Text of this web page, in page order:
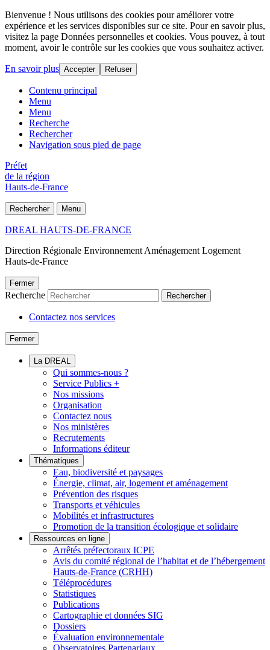
Bienvenue ! Nous utilisons des cookies pour améliorer votre
expérience et les services disponibles sur ce site. Pour en savoir plus,
visitez la page Données personnelles et cookies. Vous pouvez, à tout
moment, avoir le contrôle sur les cookies que vous souhaitez activer.
En savoir plus Accepter Refuser
Contenu principal
Menu
Menu
Recherche
Rechercher
Navigation sous pied de page
Préfet
de la région
Hauts-de-France
Rechercher Menu
DREAL HAUTS-DE-FRANCE
Direction Régionale Environnement Aménagement Logement
Hauts-de-France
Fermer
Recherche Rechercher
Contactez nos services
Fermer
La DREAL
Qui sommes-nous ?
Service Publics +
Nos missions
Organisation
Contactez nous
Nos ministères
Recrutements
Informations éditeur
Thématiques
Eau, biodiversité et paysages
Énergie, climat, air, logement et aménagement
Prévention des risques
Transports et véhicules
Mobilités et infrastructures
Promotion de la transition écologique et solidaire
Ressources en ligne
Arrêtés préfectoraux ICPE
Avis du comité régional de l’habitat et de l’hébergement
Hauts-de-France (CRHH)
Téléprocédures
Statistiques
Publications
Cartographie et données SIG
Dossiers
Évaluation environnementale
Observatoires Partenariaux